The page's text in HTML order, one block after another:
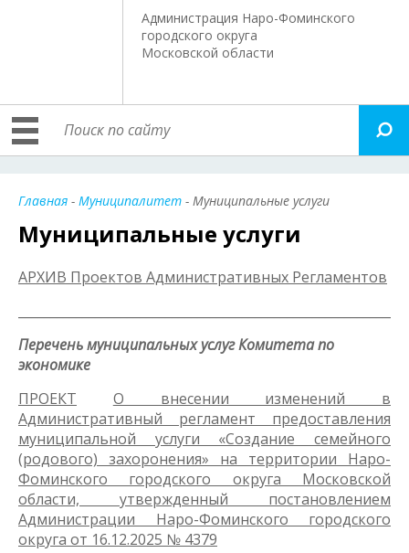
Администрация Наро-Фоминского
городского округа
Московской области
Главная - Муниципалитет - Муниципальные услуги
Муниципальные услуги
АРХИВ Проектов Административных Регламентов
Перечень муниципальных услуг Комитета по
экономике
ПРОЕКТ
О внесении изменений в
Административный регламент предоставления
муниципальной услуги «Создание семейного
(родового) захоронения» на территории Наро-
Фоминского городского округа Московской
области, утвержденный постановлением
Администрации Наро-Фоминского городского
округа от 16.12.2025 № 4379